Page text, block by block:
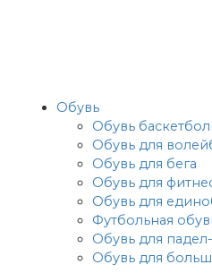
Обувь
Обувь
Обувь для
Обувь для бега
Обувь для
Обувь для
Футбольная
Обувь для
Обувь для